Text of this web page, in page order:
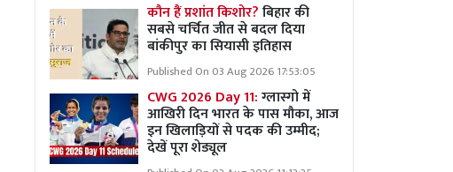
कौन हैं प्रशांत किशोर?बिहार की
सबसे चर्चित जीत से बदल दिया
बांकीपुर का सियासी इतिहास
Published On 03 Aug 2026 17:53:05
CWG 2026 Day 11:ग्लास्गो में
आखिरी दिन भारत के पास मौका, आज
इन खिलाड़ियों से पदक की उम्मीद;
देखें पूरा शेड्यूल